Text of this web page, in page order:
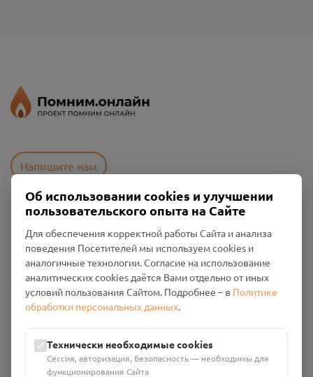
Напишите нам
Политика конфиденциальности
Промо-материалы
Настройки cookies
Общество с ограниченной ответственностью «Смоленский
Проект Помним»
ИНН: 6700029207 ОГРН: 1256700001986
Юридический адрес: 216790, Смоленская область, р-н
Руднянский, г. Рудня, улица Западная, д. 26А, пом. 18
Об использовании cookies и улучшении
пользовательского опыта на Сайте
Для обеспечения корректной работы Сайта и анализа
поведения Посетителей мы используем cookies и
аналогичные технологии. Согласие на использование
аналитических cookies даётся Вами отдельно от иных
условий пользования Сайтом. Подробнее – в Политике
обработки персональных данных.
Технически необходимые cookies
Сессия, авторизация, безопасность — необходимы для
функционирования Сайта